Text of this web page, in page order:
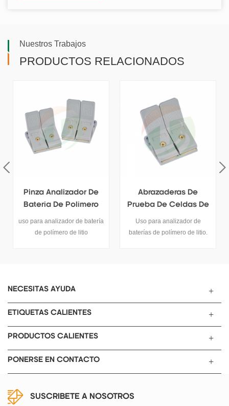
Nuestros Trabajos
PRODUCTOS RELACIONADOS
Abrazaderas De
Prueba De Celdas De
Bolsa 3~5A
Uso para analizador de
baterías de polímero de litio.
Pinza De Prueba De
Células De La Bolsa
De Litio 6340-100
Este La abrazadera de
de la batería se utiliza para
NECESITAS AYUDA
ETIQUETAS CALIENTES
PRODUCTOS CALIENTES
PONERSE EN CONTACTO
SUSCRIBETE A NOSOTROS